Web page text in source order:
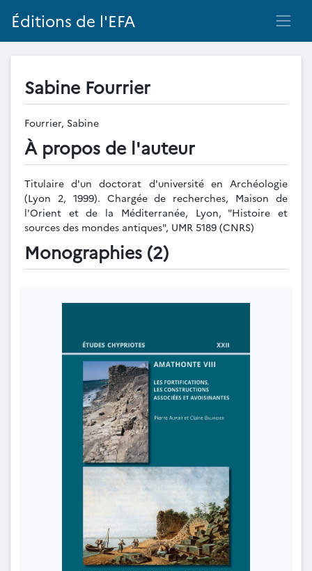
Éditions de l'EFA
Sabine Fourrier
Fourrier, Sabine
À propos de l'auteur
Titulaire d'un doctorat d'université en Archéologie
(Lyon 2, 1999). Chargée de recherches, Maison de
l'Orient et de la Méditerranée, Lyon, "Histoire et
sources des mondes antiques", UMR 5189 (CNRS)
Monographies (2)